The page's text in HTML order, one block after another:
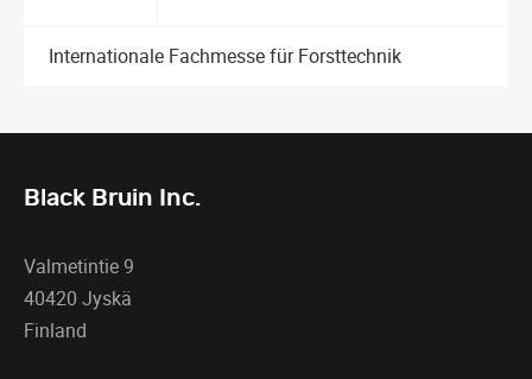
Internationale Fachmesse für Forsttechnik
Black Bruin Inc.
Valmetintie 9
40420 Jyskä
Finland